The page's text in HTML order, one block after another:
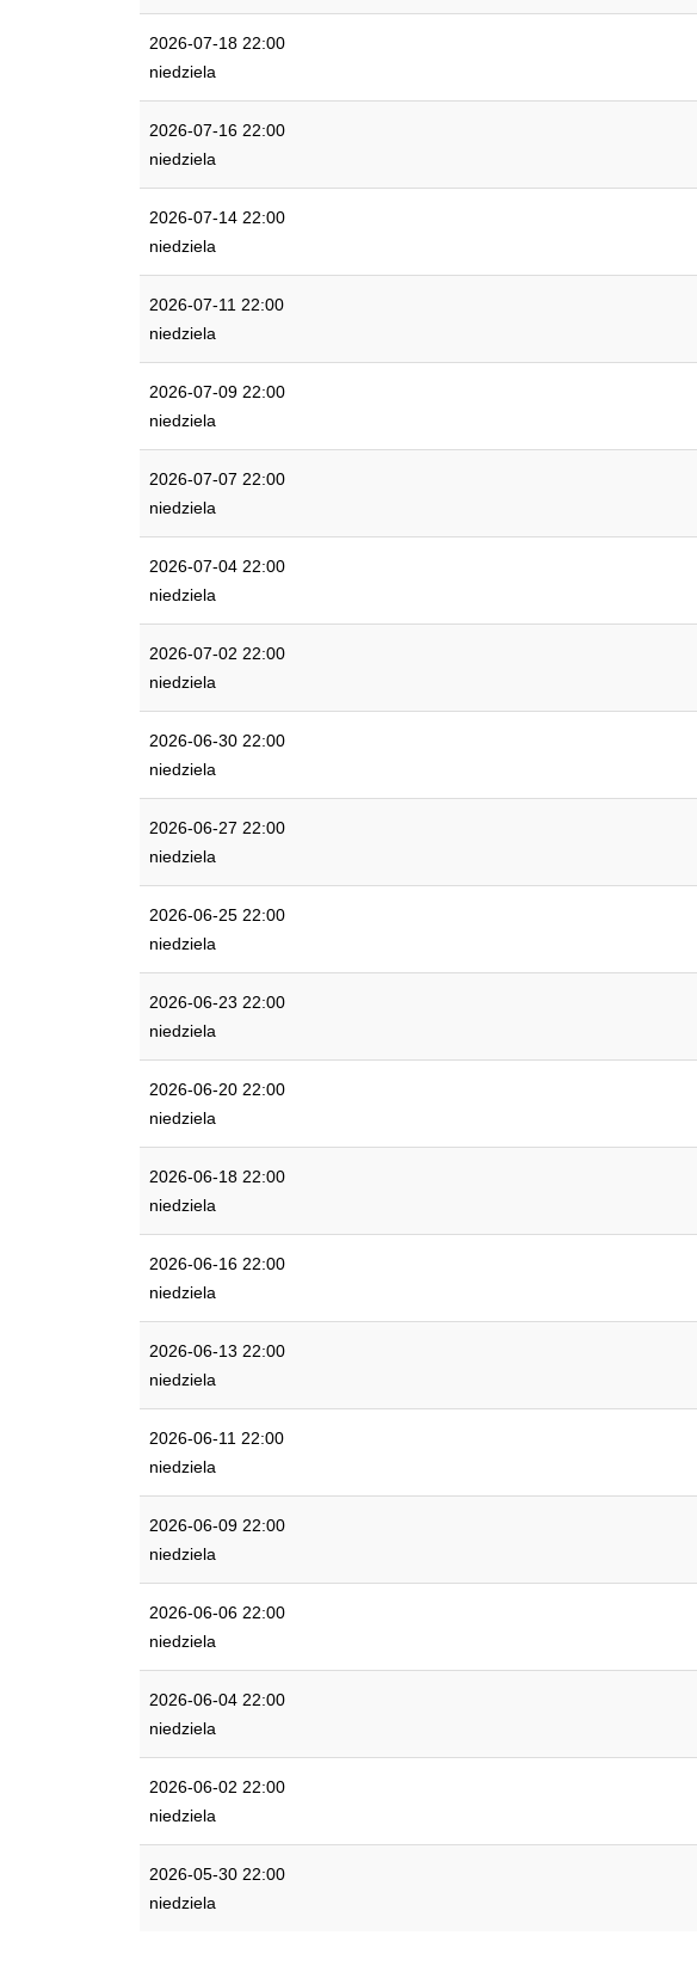
2026-07-18 22:00
niedziela
2026-07-16 22:00
niedziela
2026-07-14 22:00
niedziela
2026-07-11 22:00
niedziela
2026-07-09 22:00
niedziela
2026-07-07 22:00
niedziela
2026-07-04 22:00
niedziela
2026-07-02 22:00
niedziela
2026-06-30 22:00
niedziela
2026-06-27 22:00
niedziela
2026-06-25 22:00
niedziela
2026-06-23 22:00
niedziela
2026-06-20 22:00
niedziela
2026-06-18 22:00
niedziela
2026-06-16 22:00
niedziela
2026-06-13 22:00
niedziela
2026-06-11 22:00
niedziela
2026-06-09 22:00
niedziela
2026-06-06 22:00
niedziela
2026-06-04 22:00
niedziela
2026-06-02 22:00
niedziela
2026-05-30 22:00
niedziela